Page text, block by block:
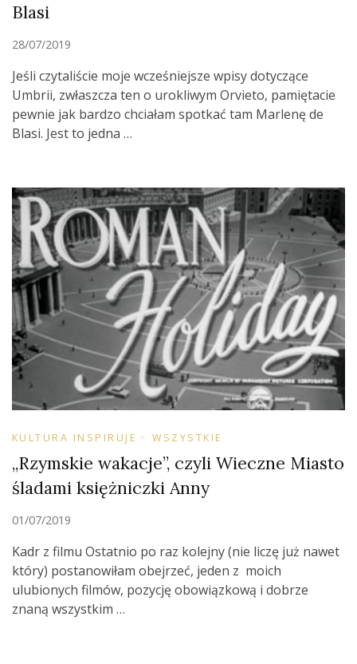
Blasi
28/07/2019
Jeśli czytaliście moje wcześniejsze wpisy dotyczące
Umbrii, zwłaszcza ten o urokliwym Orvieto, pamiętacie
pewnie jak bardzo chciałam spotkać tam Marlenę de
Blasi. Jest to jedna …
KULTURA INSPIRUJE WSZYSTKIE
„Rzymskie wakacje”, czyli Wieczne Miasto
śladami księżniczki Anny
01/07/2019
Kadr z filmu Ostatnio po raz kolejny (nie liczę już nawet
który) postanowiłam obejrzeć, jeden z moich
ulubionych filmów, pozycję obowiązkową i dobrze
znaną wszystkim …